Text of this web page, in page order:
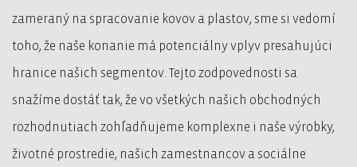
zameraný na spracovanie kovov a plastov, sme si vedomí
toho, že naše konanie má potenciálny vplyv presahujúci
hranice našich segmentov. Tejto zodpovednosti sa
snažíme dostáť tak, že vo všetkých našich obchodných
rozhodnutiach zohľadňujeme komplexne i naše výrobky,
životné prostredie, našich zamestnancov a sociálne